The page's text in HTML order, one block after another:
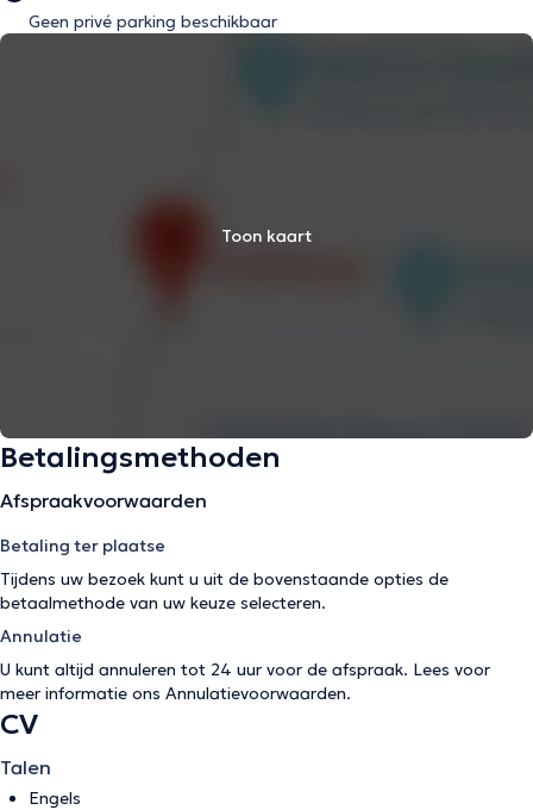
Geen privé parking beschikbaar
Toon kaart
Betalingsmethoden
Afspraakvoorwaarden
Betaling ter plaatse
Tijdens uw bezoek kunt u uit de bovenstaande opties de
betaalmethode van uw keuze selecteren.
Annulatie
U kunt altijd annuleren tot 24 uur voor de afspraak. Lees voor
meer informatie ons Annulatievoorwaarden.
CV
Talen
Engels